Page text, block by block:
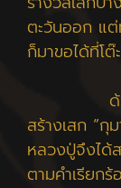
ตะวันออก แต่
ก็มาขอได้ที่โ
ด้วยเหตุ
สร้างเสก “กุ
หลวงปู่จึงได้
ตามคำเรียกร้